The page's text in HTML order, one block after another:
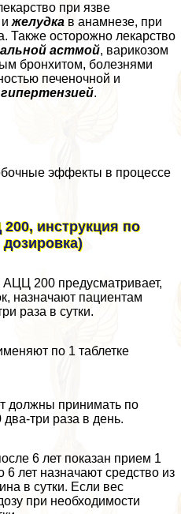
при язве
желудка в анамнезе, при
Также осторожно лекарство
астмой, варикозом
бронхитом, болезнями
печеночной и
.
эффекты в процессе
инструкция по
200 предусматривает,
назначают пациентам
раза в сутки.
по 1 таблетке
должны принимать по
три раза в день.
6 лет показан прием 1
6 лет назначают средство из
в сутки. Если вес
при необходимости